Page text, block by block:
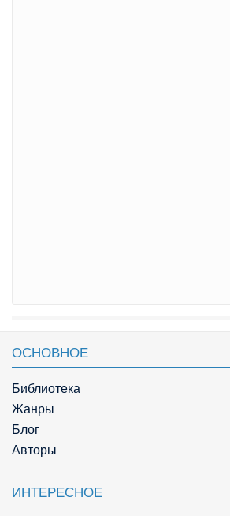
ОСНОВНОЕ
Библиотека
Жанры
Блог
Авторы
ИНТЕРЕСНОЕ